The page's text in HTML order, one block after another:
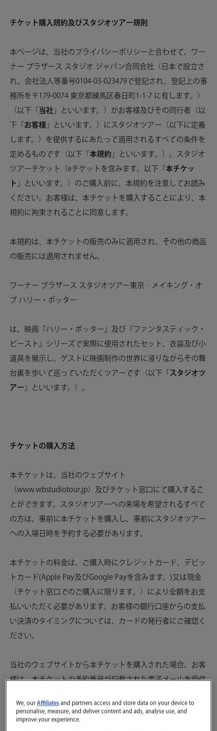
チケット購入規約及びスタジオツアー規則
本ページは、当社のプライバシーポリシーと合わせて、ワー
ナー ブラザース スタジオ ジャパン合同会社（日本で設立さ
れ、会社法人等番号0104-03-023479で登記され、登記上の事
務所を〒179-0074 東京都練馬区春日町1-1-7 に有します。）
（以下「 当社」といいます。）がお客様及びその同行者（以
下「 お客様」といいます。）にスタジオツアー（以下に定義
します。）を提供するにあたって適用されるすべての条件を
定めるものです（以下「本規約 」といいます。）。スタジオ
ツアーチケット（eチケットを含みます。以下「本チケッ
ト 」といいます。）のご購入前に、本規約を注意してお読み
ください。お客様は、本チケットを購入することにより、本
規約に拘束されることに同意します。
本規約は、本チケットの販売のみに適用され、その他の商品
の販売には適用されません。
ワーナー ブラザース スタジオツアー東京‐メイキング・オ
ブ ハリー・ポッター
は、映画『ハリー・ポッター』及び『ファンタスティック・
ビースト』シリーズで実際に使用されたセット、衣装及び小
道具を展示し、ゲストに映画制作の世界に浸りながらその舞
台裏を歩いて巡っていただくツアーです（以下「 スタジオツ
アー 」といいます。）。
チケットの購入方法
本チケットは、当社のウェブサイト
（www.wbstudiotour.jp）及びチケット窓口にて購入するこ
とができます。スタジオツアーへの来場を希望されるすべて
の方は、事前に本チケットを購入し、事前にスタジオツアー
への入場日時を予約する必要があります。
本チケットの料金は、ご購入時にクレジットカード、 デビッ
トカード(Apple Pay及びGoogle Payを含みます。)又は現金
（チケット窓口でのご購入に限ります。）により全額をお支
払いいただく必要があります。お客様の銀行口座からの支払
い決済のタイミングについては、カードの発行者にご確認く
ださい。
当社のウェブサイトから本チケットを購入された場合、お客
様は、本チケットの予約番号が記載された電子メールを受信
窓口にて本チケットを購入された場合、お客様は、本チケッ
トの取引番号が記載されたレシートを受領します（以下「
We, ourAffiliatesand partners access and store data on your device to
personalise, measure, and deliver content and ads, analyse use, and
improve your experience.